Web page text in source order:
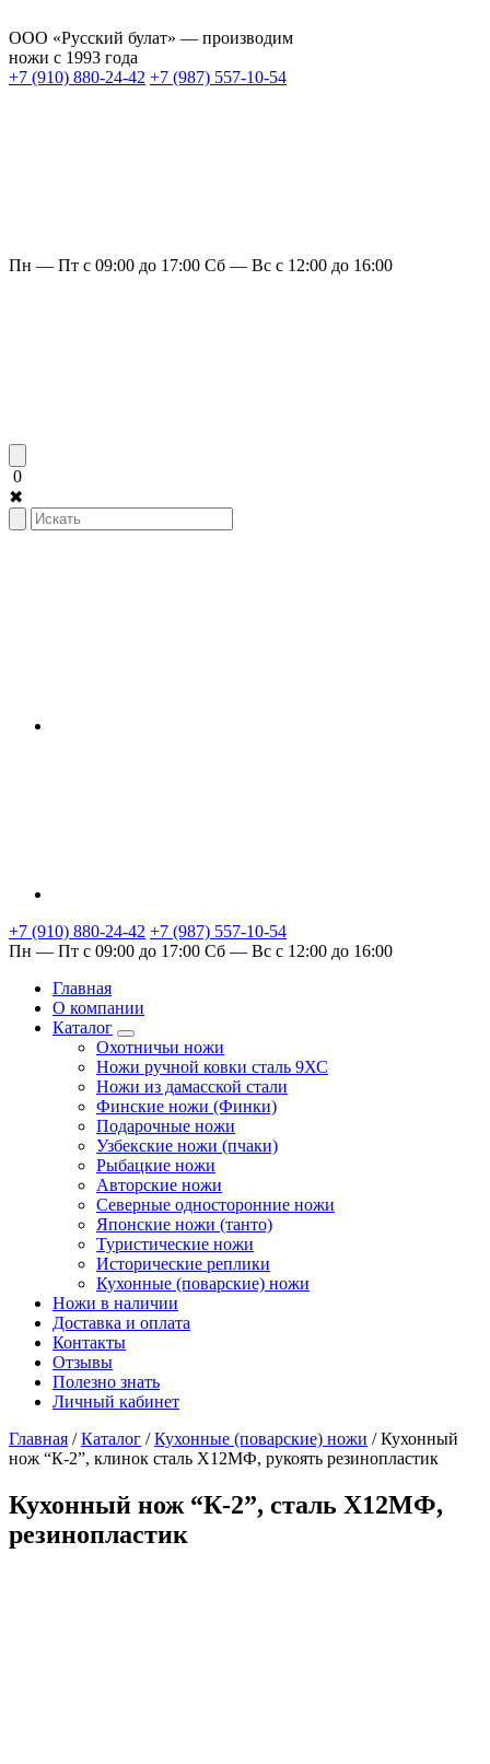
ООО «Русский булат» — производим
ножи с 1993 года
+7 (910) 880-24-42 +7 (987) 557-10-54
Пн — Пт с 09:00 до 17:00 Сб — Вс с 12:00 до 16:00
0
✖
+7 (910) 880-24-42 +7 (987) 557-10-54
Пн — Пт с 09:00 до 17:00 Сб — Вс с 12:00 до 16:00
Главная
О компании
Каталог
Охотничьи ножи
Ножи ручной ковки сталь 9ХС
Ножи из дамасской стали
Финские ножи (Финки)
Подарочные ножи
Узбекские ножи (пчаки)
Рыбацкие ножи
Авторские ножи
Северные односторонние ножи
Японские ножи (танто)
Туристические ножи
Исторические реплики
Кухонные (поварские) ножи
Ножи в наличии
Доставка и оплата
Контакты
Отзывы
Полезно знать
Личный кабинет
Главная /Каталог /Кухонные (поварские) ножи /Кухонный
нож “К-2”, клинок сталь Х12МФ, рукоять резинопластик
Кухонный нож “К-2”, сталь Х12МФ,
резинопластик